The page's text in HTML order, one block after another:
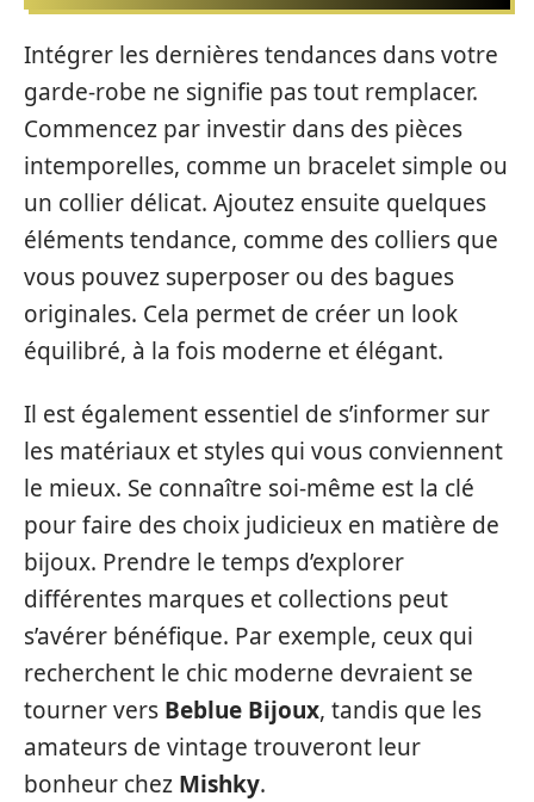
Intégrer les dernières tendances dans votre
garde-robe ne signifie pas tout remplacer.
Commencez par investir dans des pièces
intemporelles, comme un bracelet simple ou
un collier délicat. Ajoutez ensuite quelques
éléments tendance, comme des colliers que
vous pouvez superposer ou des bagues
originales. Cela permet de créer un look
équilibré, à la fois moderne et élégant.
Il est également essentiel de s’informer sur
les matériaux et styles qui vous conviennent
le mieux. Se connaître soi-même est la clé
pour faire des choix judicieux en matière de
bijoux. Prendre le temps d’explorer
différentes marques et collections peut
s’avérer bénéfique. Par exemple, ceux qui
recherchent le chic moderne devraient se
tourner vers Beblue Bijoux, tandis que les
amateurs de vintage trouveront leur
bonheur chez Mishky.